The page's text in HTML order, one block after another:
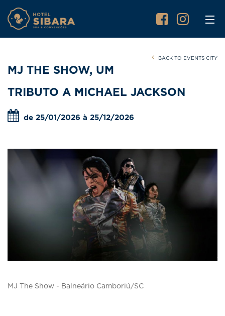
BACK TO EVENTS CITY
MJ THE SHOW, UM
TRIBUTO A MICHAEL JACKSON
de 25/01/2026 à 25/12/2026
MJ The Show - Balneário Camboriú/SC